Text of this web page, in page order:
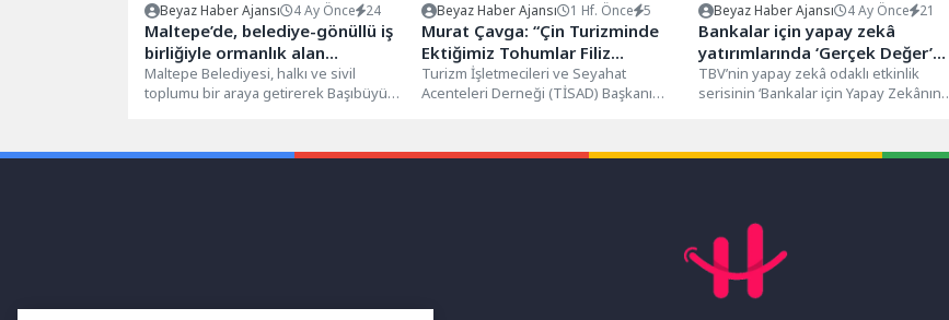
Beyaz Haber Ajansı 4 Ay Önce 24
Maltepe’de, belediye-gönüllü iş
birliğiyle ormanlık alan
çöplerden arındırıldı
Maltepe Belediyesi, halkı ve sivil
toplumu bir araya getirerek Başıbüyük–
Beyaz Haber Ajansı 1 Hf. Önce 5
Murat Çavga: “Çin Turizminde
Ektiğimiz Tohumlar Filiz
Vermeye Başladı”
Turizm İşletmecileri ve Seyahat
Acenteleri Derneği (TİSAD) Başkanı
Beyaz Haber Ajansı 4 Ay Önce 21
Bankalar için yapay zekâ
yatırımlarında ‘Gerçek Değer’
dönemi
TBV’nin yapay zekâ odaklı etkinlik
serisinin ‘Bankalar için Yapay Zekânın